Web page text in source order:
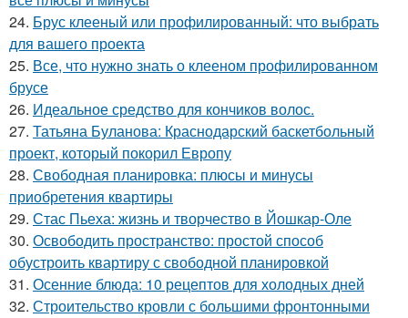
24. Брус клееный или профилированный: что выбрать
для вашего проекта
25. Все, что нужно знать о клееном профилированном
брусе
26. Идеальное средство для кончиков волос.
27. Татьяна Буланова: Краснодарский баскетбольный
проект, который покорил Европу
28. Свободная планировка: плюсы и минусы
приобретения квартиры
29. Стас Пьеха: жизнь и творчество в Йошкар-Оле
30. Освободить пространство: простой способ
обустроить квартиру с свободной планировкой
31. Осенние блюда: 10 рецептов для холодных дней
32. Строительство кровли с большими фронтонными